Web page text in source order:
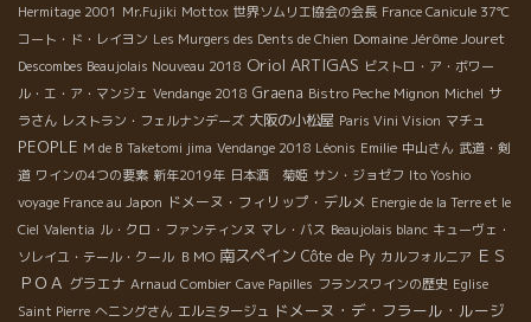
Hermitage 2001 Mr.Fujiki Mottox 世界ソムリエ協会の会長 France Canicule 37℃
コート・ド・レイヨン Les Murgers des Dents de Chien Domaine Jérôme Jouret
Descombes Beaujolais Nouveau 2018 Oriol ARTIGAS ビストロ・ア・ボワー
ル・エ・ア・マンジェ Vendange 2018 Graena Bistro Peche Mignon Michel サ
ラさん レストラン・フェルナンデーズ 大阪の小松屋 Paris Vini Vision マチュ
PEOPLE M de B Taketomi jima Vendange 2018 Léonis Emilie 中山さん 武道・剣
道 ワインの4つの要素 新年2019年 日本酒 菊姫 サン・ジョゼフ Ito Yoshio
voyage France au Japon ドメーヌ・フィリップ・デルメ Energie de la Terre et le
Ciel Valentia ル・クロ・ファンティンヌ マレ・バス Beaujolais blanc キューヴェ・
ソレイユ・テール・クール ＢＭО 南スペイン Côte de Py カルフォルニア ＥＳ
ＰＯＡ グラエナ Arnaud Combier Cave Papilles フランスワインの歴史 Eglise
Saint Pierre へニングさん エルミタージュ ドメーヌ・デ・フラール・ルージ